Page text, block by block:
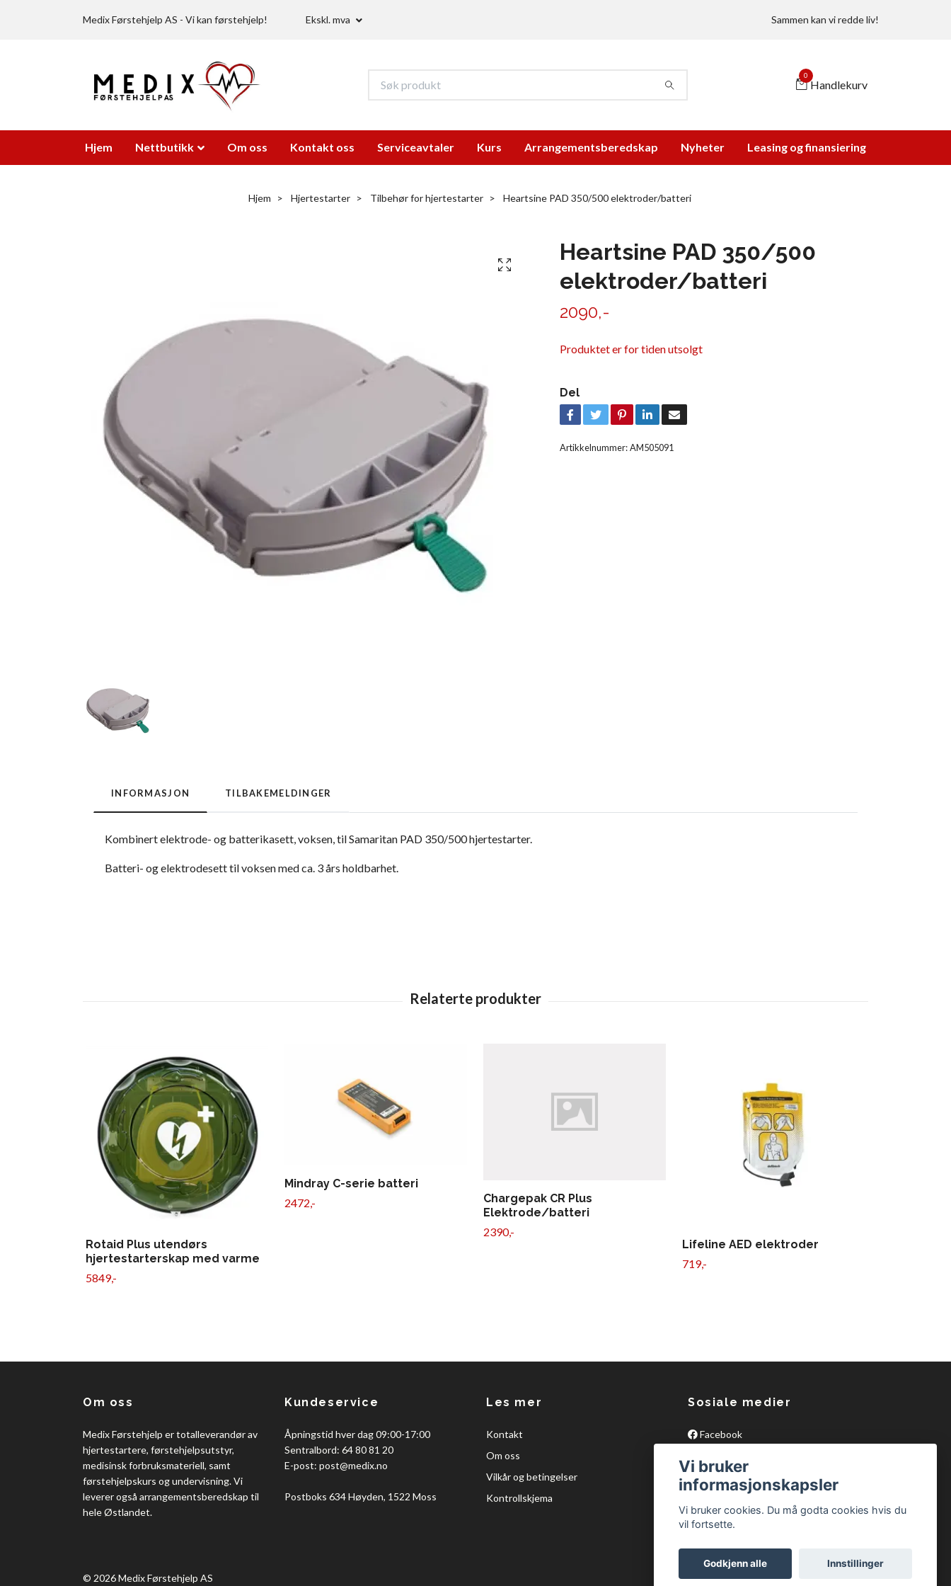
Medix Førstehjelp AS - Vi kan førstehjelp! Ekskl. mva Sammen kan vi redde liv!
0
Handlekurv
Hjem Nettbutikk Om oss Kontakt oss Serviceavtaler Kurs Arrangementsberedskap Nyheter Leasing og finansiering
Hjem Hjertestarter Tilbehør for hjertestarter Heartsine PAD 350/500 elektroder/batteri
Heartsine PAD 350/500
elektroder/batteri
2090,-
Produktet er for tiden utsolgt
Del
Artikkelnummer:AM505091
INFORMASJON TILBAKEMELDINGER
Kombinert elektrode- og batterikasett, voksen, til Samaritan PAD 350/500 hjertestarter.
Batteri- og elektrodesett til voksen med ca. 3 års holdbarhet.
Rotaid Plus utendørs
hjertestarterskap med varme
5849,-
Mindray C-serie batteri
2472,-
Chargepak CR Plus
Elektrode/batteri
2390,-
Lifeline AED elektroder
719,-
Om oss
Medix Førstehjelp er totalleverandør av
hjertestartere, førstehjelpsutstyr,
medisinsk forbruksmateriell, samt
førstehjelpskurs og undervisning. Vi
leverer også arrangementsberedskap til
hele Østlandet.
Kundeservice
Åpningstid hver dag 09:00-17:00
Sentralbord: 64 80 81 20
E-post: post@medix.no
Postboks 634 Høyden, 1522 Moss
Les mer
Kontakt
Om oss
Vilkår og betingelser
Kontrollskjema
Sosiale medier
Facebook
© 2026 Medix Førstehjelp AS
Vi bruker
informasjonskapsler
Vi bruker cookies. Du må godta cookies hvis du
vil fortsette.
Godkjenn alle Innstillinger